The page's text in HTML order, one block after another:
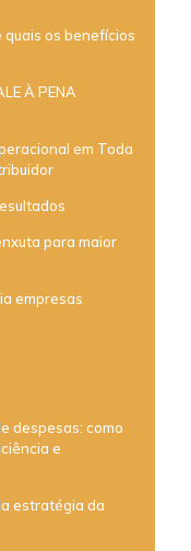
quais os benefícios
À PENA
em Toda
para maior
empresas
despesas: como
e
estratégia da